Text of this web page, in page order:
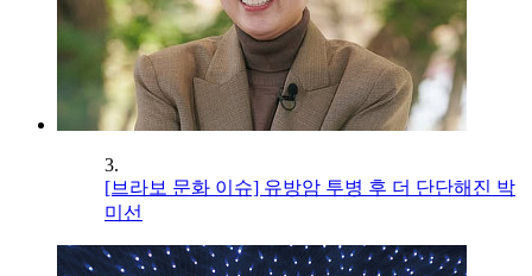
3.
[브라보 문화 이슈] 유방암 투병 후 더 단단해진 박
미선